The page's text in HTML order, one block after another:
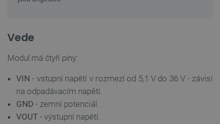
Vede
Modul má čtyři piny:
VIN - vstupní napětí v rozmezí od 5,1 V do 36 V - závisí
na odpadávacím napětí.
GND - zemní potenciál.
VOUT - výstupní napětí.